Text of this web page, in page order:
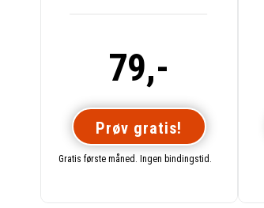
79,-
Prøv gratis!
Gratis første måned. Ingen bindingstid.